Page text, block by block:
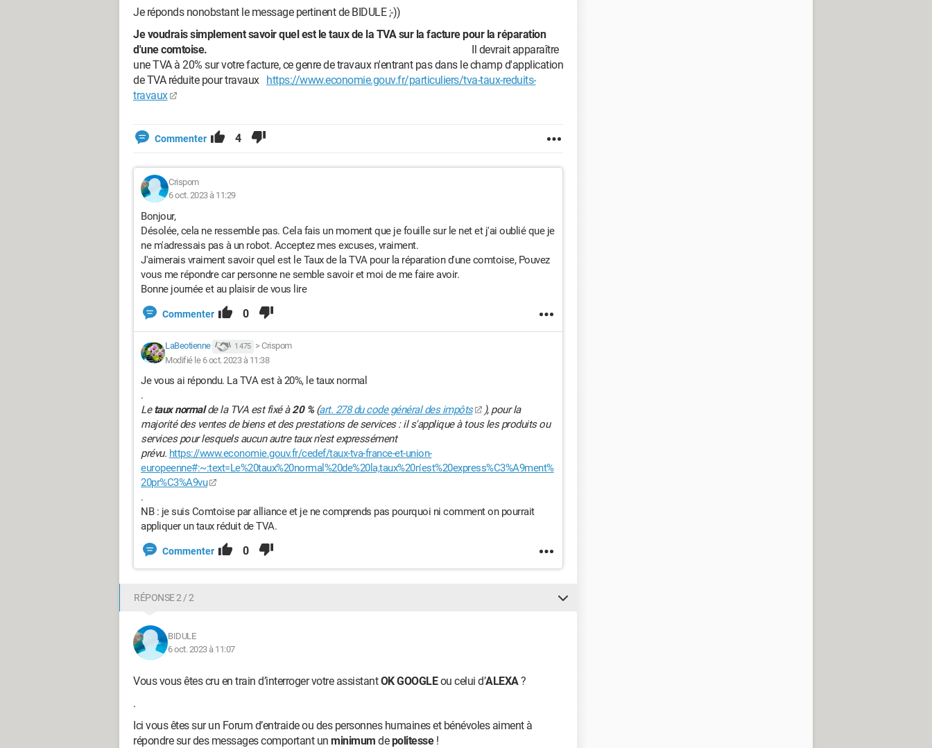
Je réponds nonobstant le message pertinent de BIDULE ;-))
Je voudrais simplement savoir quel est le taux de la TVA sur la facture pour la réparation
d'une comtoise. Il devrait apparaître
une TVA à 20% sur votre facture, ce genre de travaux n'entrant pas dans le champ d'application
de TVA réduite pour travaux https://www.economie.gouv.fr/particuliers/tva-taux-reduits-
travaux
Commenter 4
Crispom
6 oct. 2023 à 11:29
Bonjour,
Désolée, cela ne ressemble pas. Cela fais un moment que je fouille sur le net et j'ai oublié que je
ne m'adressais pas à un robot. Acceptez mes excuses, vraiment.
J'aimerais vraiment savoir quel est le Taux de la TVA pour la réparation d'une comtoise, Pouvez
vous me répondre car personne ne semble savoir et moi de me faire avoir.
Bonne journée et au plaisir de vous lire
Commenter 0
LaBeotienne 1 475 > Crispom
Modifié le 6 oct. 2023 à 11:38
Je vous ai répondu. La TVA est à 20%, le taux normal
.
Letaux normalde la TVA est fixé à20 %(art. 278 du code général des impôts
), pour la
majorité des ventes de biens et des prestations de services : il s'applique à tous les produits ou
services pour lesquels aucun autre taux n'est expressément
prévu. https://www.economie.gouv.fr/cedef/taux-tva-france-et-union-
europeenne#:~:text=Le%20taux%20normal%20de%20la,taux%20n'est%20express%C3%A9ment%
20pr%C3%A9vu
.
NB : je suis Comtoise par alliance et je ne comprends pas pourquoi ni comment on pourrait
appliquer un taux réduit de TVA.
Commenter 0
RÉPONSE 2 / 2
BIDULE
6 oct. 2023 à 11:07
Vous vous êtes cru en train d’interroger votre assistantOK GOOGLEou celui d’ALEXA?
.
Ici vous êtes sur un Forum d’entraide ou des personnes humaines et bénévoles aiment à
répondre sur des messages comportant un minimum depolitesse !